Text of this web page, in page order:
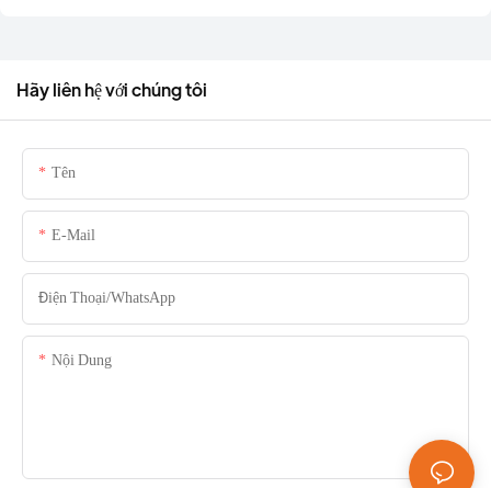
Hãy liên hệ với chúng tôi
Tên
E-Mail
Điện Thoại/whatsApp
Nội Dung